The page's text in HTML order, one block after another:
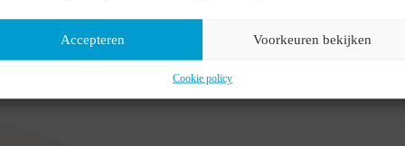
Accepteren Voorkeuren bekijken
Cookie policy